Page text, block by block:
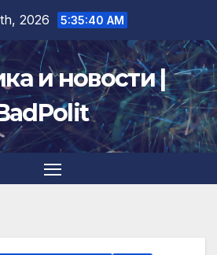
2026 5:35:41 AM
и новости |